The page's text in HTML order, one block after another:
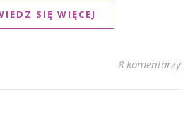
SIĘ WIĘCEJ
8 komentarzy